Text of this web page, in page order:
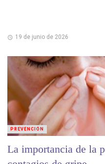
19 de junio de 2026
La importancia de la
PREVENCIÓN